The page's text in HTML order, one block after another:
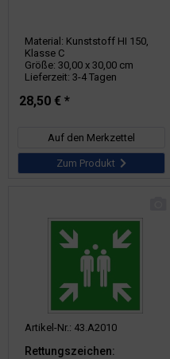
Material: Kunststoff HI 150,
Klasse C
Größe: 30,00 x 30,00 cm
Lieferzeit: 3-4 Tagen
28,50 € *
Auf den Merkzettel
Zum Produkt
Artikel-Nr.: 43.A2010
Rettungszeichen: